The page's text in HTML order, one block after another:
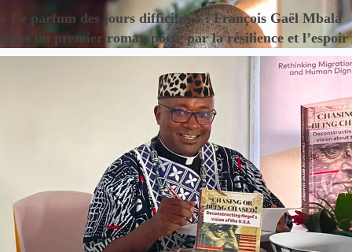
« Le parfum des jours difficiles » : François Gaël Mbala
signe un premier roman porté par la résilience et l’espoir